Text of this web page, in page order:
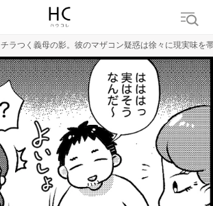
チラつく義母の影。彼のマザコン疑惑は徐々に現実味を